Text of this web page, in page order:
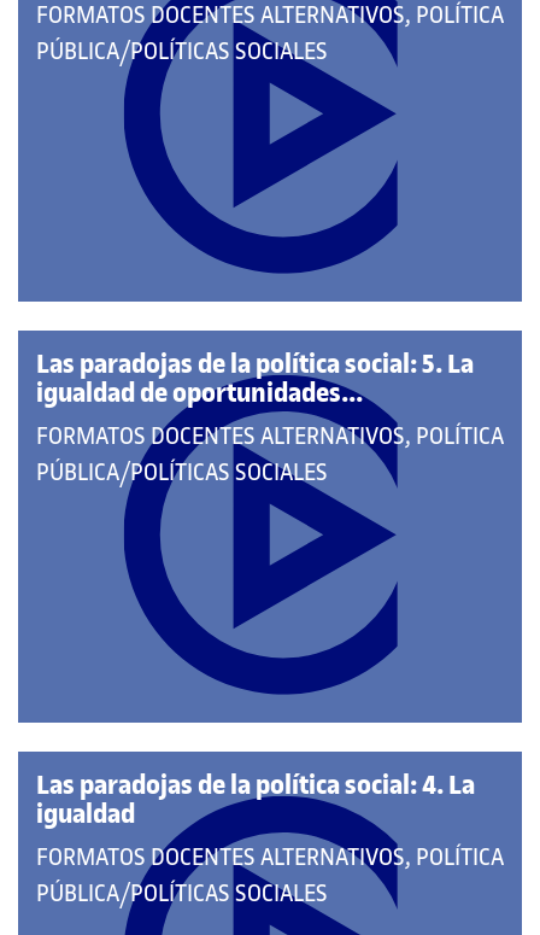
QUE
PERTENECE
CATEGORÍAS:
FORMATOS DOCENTES ALTERNATIVOS, POLÍTICA
PÚBLICA/POLÍTICAS SOCIALES
Las paradojas de la política social: 5. La
igualdad de oportunidades...
QUE
PERTENECE
CATEGORÍAS:
FORMATOS DOCENTES ALTERNATIVOS, POLÍTICA
PÚBLICA/POLÍTICAS SOCIALES
Las paradojas de la política social: 4. La
igualdad
QUE
PERTENECE
FORMATOS DOCENTES ALTERNATIVOS, POLÍTICA
PÚBLICA/POLÍTICAS SOCIALES